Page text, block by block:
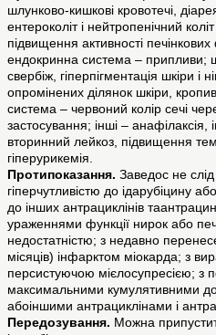
шлунково-кишкові кровотечі,
ентероколіт і нейтропенічний
підвищення активності печінкових
ендокринна система – припливи;
свербіж, гіперпігментація шкіри і
опромінених ділянок шкіри,
система – червоний колір сечі
застосування; інші – анафілаксія,
вторинний лейкоз, підвищення
гіперурикемія.
Протипоказання. Заведос не
гіперчутливістю до ідарубіцину
до інших антрациклінів
ураженнями функції нирок або
недостатністю; з недавно
місяців) інфарктом міокарда; з
персистуючою мієлосупресією; з
максимальними кумулятивними
абоіншими антрациклінами і
Передозування. Можна